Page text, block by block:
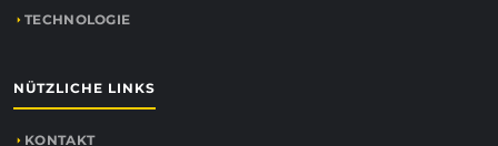
TECHNOLOGIE
NÜTZLICHE LINKS
KONTAKT